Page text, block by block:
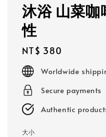
沐浴 山菜
性
Regular
price
NT$ 380
Worldwide
Secure payments
Authentic
大小